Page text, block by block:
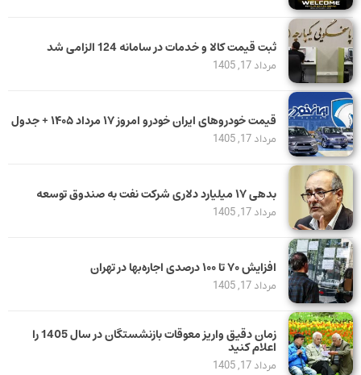
ثبت قیمت کالا و خدمات در سامانه 124 الزامی شد
مرداد 17, 1405
قیمت خودرو‌های ایران خودرو امروز ۱۷ مرداد ۱۴۰۵ + جدول
مرداد 17, 1405
بدهی ١٧ میلیارد دلاری شرکت نفت به صندوق توسعه
مرداد 17, 1405
افزایش ۷۰ تا ۱۰۰ درصدی اجاره‌بها در تهران
مرداد 17, 1405
زمان دقیق واریز معوقات بازنشستگان در سال 1405 را
اعلام کنید
مرداد 17, 1405